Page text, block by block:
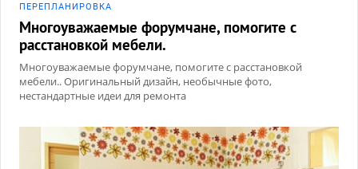
ПЕРЕПЛАНИРОВКА
Многоуважаемые форумчане, помогите с
расстановкой мебели.
Многоуважаемые форумчане, помогите с расстановкой
мебели.. Оригинальный дизайн, необычные фото,
нестандартные идеи для ремонта